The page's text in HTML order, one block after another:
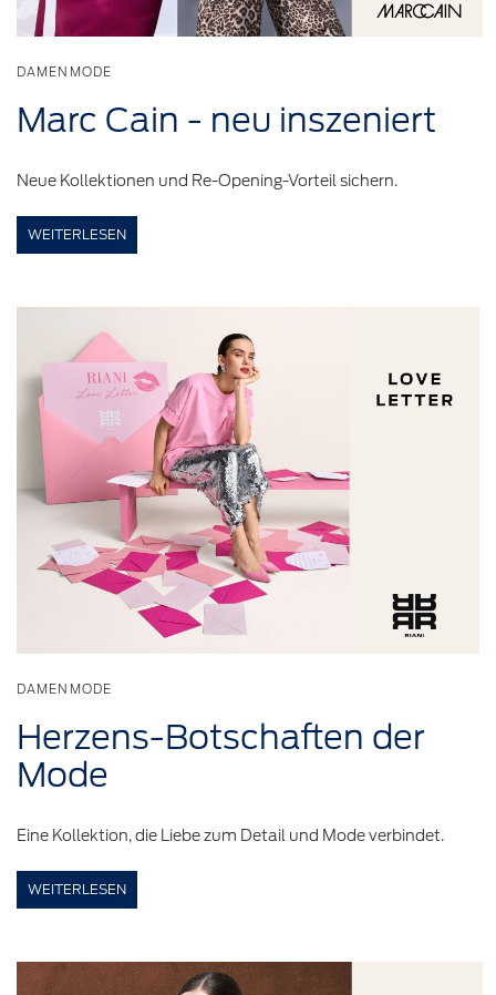
DAMENMODE
Marc Cain - neu inszeniert
Neue Kollektionen und Re-Opening-Vorteil sichern.
WEITERLESEN
DAMENMODE
Herzens-Botschaften der
Mode
Eine Kollektion, die Liebe zum Detail und Mode verbindet.
WEITERLESEN